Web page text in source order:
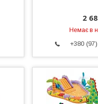
2
Немає в
+380